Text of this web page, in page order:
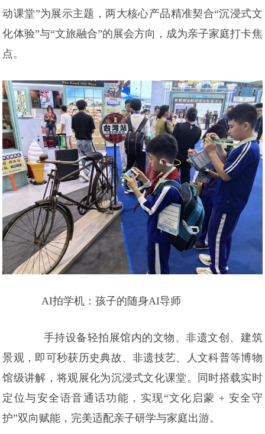
动课堂”为展示主题，两大核心产品精准契合“沉浸式文
化体验”与“文旅融合”的展会方向，成为亲子家庭打卡焦
点。
AI拍学机：孩子的随身AI导师
手持设备轻拍展馆内的文物、非遗文创、建筑
景观，即可秒获历史典故、非遗技艺、人文科普等博物
馆级讲解，将观展化为沉浸式文化课堂。同时搭载实时
定位与安全语音通话功能，实现“文化启蒙 + 安全守
护”双向赋能，完美适配亲子研学与家庭出游。